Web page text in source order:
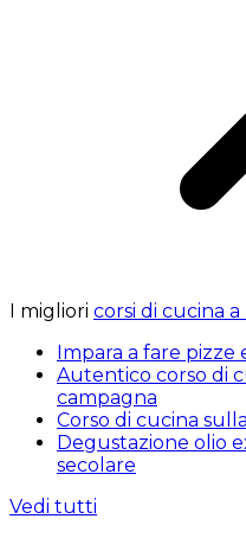
I migliori corsi di cucina
Impara a fare pizze
Autentico corso di
campagna
Corso di cucina
Degustazione olio
secolare
Vedi tutti